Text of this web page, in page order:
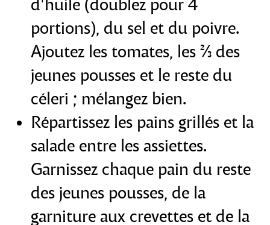
d'huile (doublez pour 4
portions), du sel et du poivre.
Ajoutez les tomates, les ⅔ des
jeunes pousses et le reste du
céleri ; mélangez bien.
Répartissez les pains grillés et la
salade entre les assiettes.
Garnissez chaque pain du reste
des jeunes pousses, de la
garniture aux crevettes et de la